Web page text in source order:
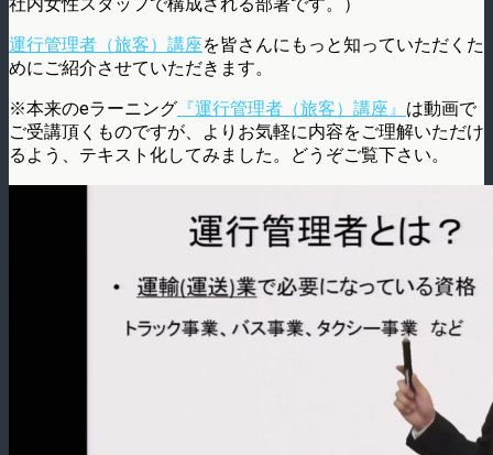
運行管理者（旅客）講座を皆さんにもっと知っていただくた
めにご紹介させていただきます。
※本来のeラーニング 『運行管理者（旅客）講座』 は動画で
ご受講頂くものですが、よりお気軽に内容をご理解いただけ
るよう、テキスト化してみました。どうぞご覧下さい。